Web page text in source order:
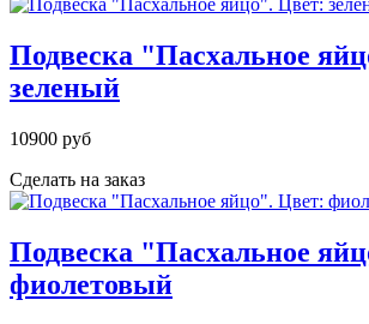
Подвеска "Пасхальное
зеленый
10900 руб
Сделать на заказ
Подвеска "Пасхальное
фиолетовый